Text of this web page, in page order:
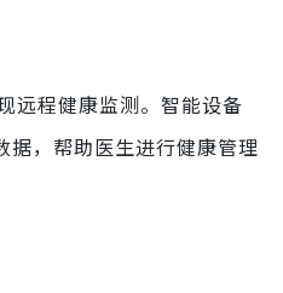
远程健康监测。智能设备
据，帮助医生进行健康管理